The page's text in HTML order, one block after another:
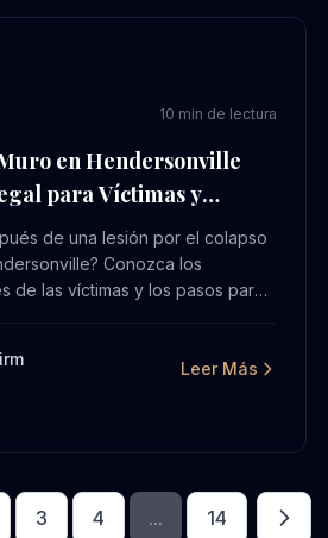
2026Hendersonville 2026: Guía
10 min de lectura
en Hendersonville
para Víctimas y
de una lesión por el colapso
Conozca los
de las víctimas y los pasos para
Leer Más
3 4 ... 14